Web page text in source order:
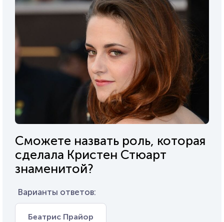
Сможете назвать роль, которая
сделала Кристен Стюарт
знаменитой?
Варианты ответов:
Беатрис Прайор